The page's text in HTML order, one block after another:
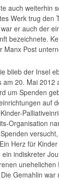
auch weiterhin
Werk trug den
er auch der
bezeichnete.
Manx Post
blieb der Insel
am 20. Mai 2012
um Spenden
auf
Organisation
Herz für
indiskreter
Gemahlin